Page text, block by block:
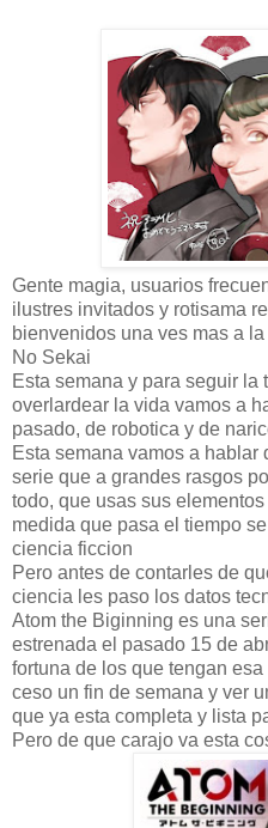
Gente magia, usuarios
ilustres invitados y rotisama
bienvenidos una ves mas a
No Sekai
Esta semana y para seguir
overlardear la vida vamos a
pasado, de robotica y de
Esta semana vamos a hablar
serie que a grandes rasgos
todo, que usas sus
medida que pasa el tiempo
ciencia ficcion
Pero antes de contarles de
ciencia les paso los datos
Atom the Biginning es una
estrenada el pasado 15 de
fortuna de los que tengan
ceso un fin de semana y ver
que ya esta completa y lista
Pero de que carajo va esta